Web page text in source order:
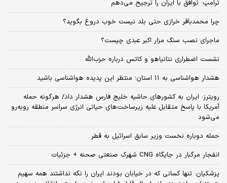
ترامپ: توافق با ایران را ترجیح می‌دهم
چرا محمدباقر خرازی حتی بلد نیست خوب دروغ بگوید؟
ماجرای نصب سنگ مزار اکبر عبدی چیست؟
نشست اضطراری نتانیاهو و کاتس درباره حزب‌الله
هشدار هواشناسی به 11 استان؛ منتظر این پدیده هواشناسی باشید
رویترز: ایران به کشورهای حاشیه خلیج فارس هشدار داد/ هرگونه حمله
آمریکا با پاسخ متقابل علیه زیرساخت‌های حیاتی انرژی سراسر منطقه روبه‌رو
می‌شود
حمله دوباره نخست وزیر سابق اسرائیل به قطر
انفجار مرگبار در جایگاه CNG شهرک صنعتی صحنه + جزئیات
پزشکیان: تنها کسانی که در خیابان بودند ایران را نگه نداشتند همه سهیم